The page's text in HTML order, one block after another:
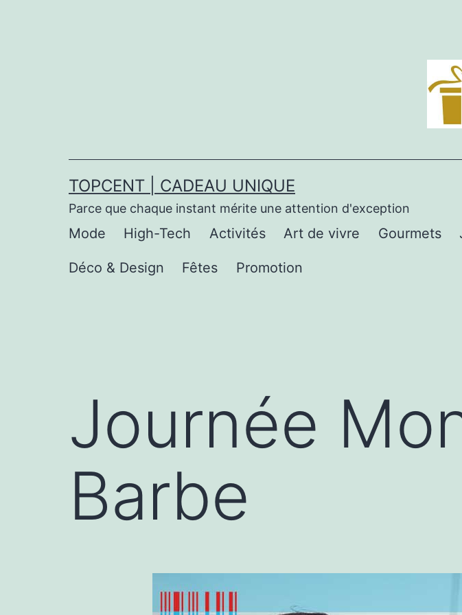
TOPCENT | CADEAU UNIQUE
Parce que chaque instant mérite une attention d'exception
Mode High-Tech Activités Art de vivre Gourmets
Déco & Design Fêtes Promotion
Journée
Barbe